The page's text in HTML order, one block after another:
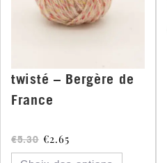
twisté – Bergère de
France
€5.30 €2.65